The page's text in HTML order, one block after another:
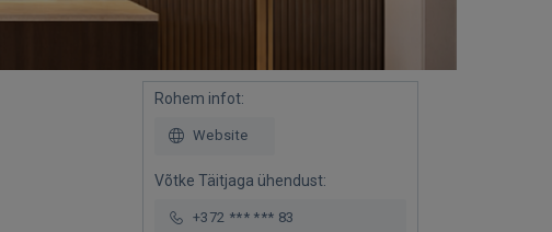
Rohem infot:
Website
Võtke Täitjaga ühendust:
+372 *** *** 83